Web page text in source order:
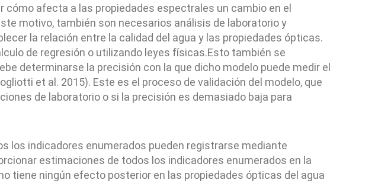
afecta a las propiedades espectrales un cambio en el
motivo, también son necesarios análisis de laboratorio y
la relación entre la calidad del agua y las propiedades ópticas.
de regresión o utilizando leyes físicas.Esto también se
determinarse la precisión con la que dicho modelo puede medir el
et al. 2015). Este es el proceso de validación del modelo, que
de laboratorio o si la precisión es demasiado baja para
los indicadores enumerados pueden registrarse mediante
estimaciones de todos los indicadores enumerados en la
tiene ningún efecto posterior en las propiedades ópticas del agua